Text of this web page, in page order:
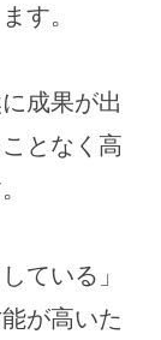
す。
成果が出
となく高
ている」
が高いた